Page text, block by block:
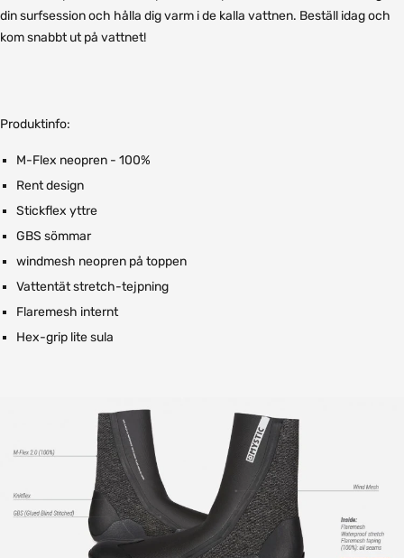
din surfsession och hålla dig varm i de kalla vattnen. Beställ idag och
kom snabbt ut på vattnet!
Produktinfo:
M-Flex neopren - 100%
Rent design
Stickflex yttre
GBS sömmar
windmesh neopren på toppen
Vattentät stretch-tejpning
Flaremesh internt
Hex-grip lite sula